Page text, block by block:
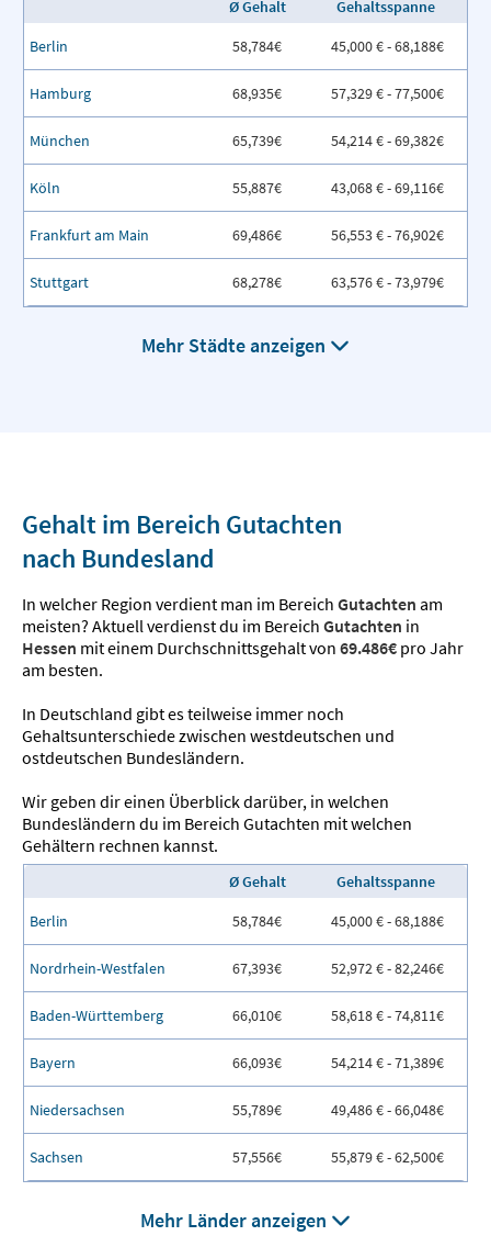
Ø Gehalt
Gehaltsspanne
Berlin
58,784€ 45,000 € - 68,188€
Hamburg 68,935€ 57,329 € - 77,500€
München 65,739€ 54,214 € - 69,382€
Köln 55,887€ 43,068 € - 69,116€
Frankfurt am Main 69,486€ 56,553 € - 76,902€
Stuttgart 68,278€ 63,576 € - 73,979€
Mehr Städte anzeigen
Gehalt im Bereich Gutachten
nach Bundesland
In welcher Region verdient man im Bereich Gutachten am
meisten? Aktuell verdienst du im Bereich Gutachten in
Hessen mit einem Durchschnittsgehalt von 69.486€ pro Jahr
am besten.
In Deutschland gibt es teilweise immer noch
Gehaltsunterschiede zwischen westdeutschen und
ostdeutschen Bundesländern.
Wir geben dir einen Überblick darüber, in welchen
Bundesländern du im Bereich Gutachten mit welchen
Gehältern rechnen kannst.
Ø Gehalt
Gehaltsspanne
Berlin
58,784€ 45,000 € - 68,188€
Nordrhein-Westfalen 67,393€ 52,972 € - 82,246€
Baden-Württemberg 66,010€ 58,618 € - 74,811€
Bayern 66,093€ 54,214 € - 71,389€
Niedersachsen 55,789€ 49,486 € - 66,048€
Sachsen 57,556€ 55,879 € - 62,500€
Mehr Länder anzeigen